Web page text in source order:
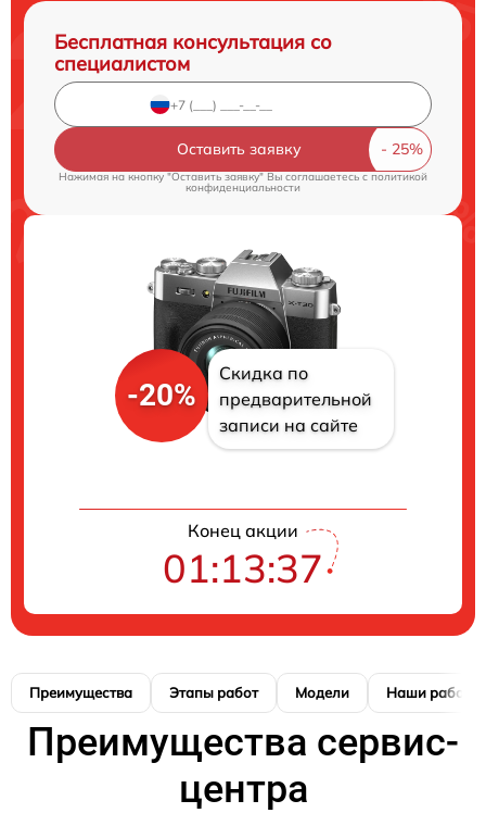
Бесплатная консультация со
специалистом
Оставить заявку
Нажимая на кнопку "Оставить заявку" Вы соглашаетесь c политикой
конфиденциальности
-20%
Скидка по
предварительной
записи на сайте
Конец акции
01:13:37
Преимущества Этапы работ Модели Наши работы
Преимущества сервис-
центра